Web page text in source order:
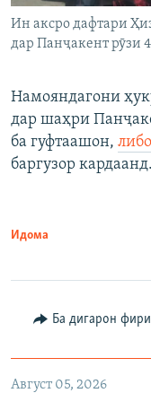
Ин аксро дафтари
дар Панҷакент рӯзи
Намояндагони
дар шаҳри
ба гуфтаашон,
баргузор кардаанд.
Идома
Ба дигарон
Август 05, 2026